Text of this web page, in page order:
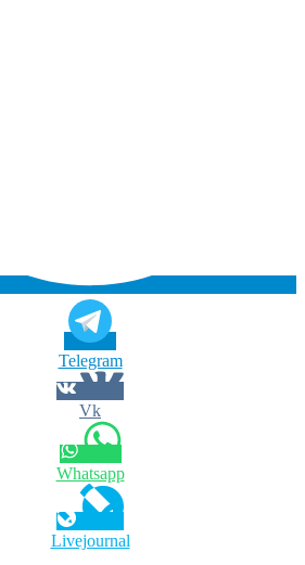
Telegram
Vk
Whatsapp
Livejournal